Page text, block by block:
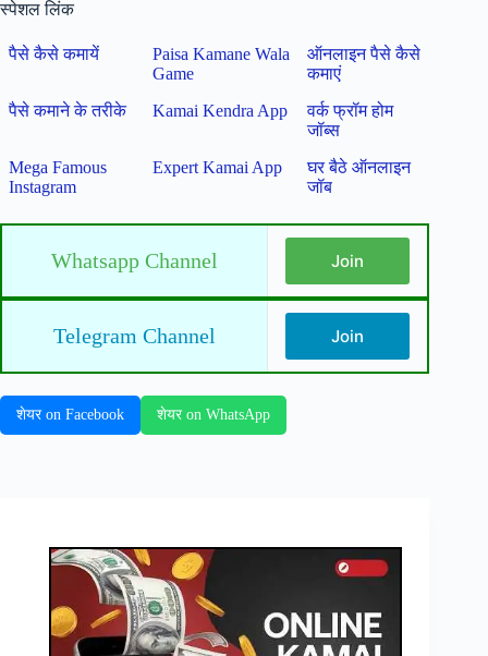
स्पेशल लिंक
पैसे कैसे कमायें
Paisa Kamane Wala
Game
ऑनलाइन पैसे कैसे
कमाएं
पैसे कमाने के तरीके
Kamai Kendra App
वर्क फ्रॉम होम
जॉब्स
Mega Famous
Instagram
Expert Kamai App
घर बैठे ऑनलाइन
जॉब
Whatsapp Channel Join
Telegram Channel Join
शेयर on Facebook शेयर on WhatsApp